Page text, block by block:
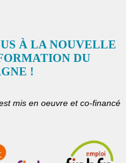
À LA NOUVELLE
DU
!
mis en oeuvre et co-financé